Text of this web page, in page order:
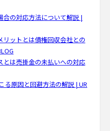
の対応方法について解説 |
ットとは債権回収会社との
は売掛金の未払いへの対応
る原因と回避方法の解説 | UR